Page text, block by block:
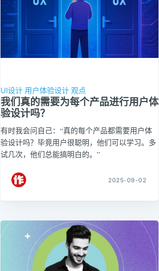
UI设计 用户体验设计 观点
我们真的需要为每个产品进行用户体
验设计吗？
有时我会问自己：“真的每个产品都需要用户体
验设计吗？毕竟用户很聪明，他们可以学习。多
试几次，他们总能搞明白的。”
2025-09-02